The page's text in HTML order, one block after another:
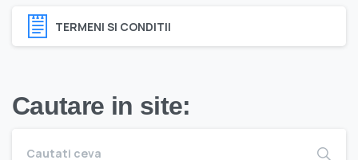
TERMENI SI CONDITII
Cautare in site: